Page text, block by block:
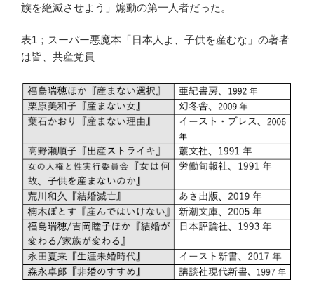
族を絶滅させよう」煽動の第一人者だった。
表1；スーパー悪魔本「日本人よ、子供を産むな」の著者
は皆、共産党員